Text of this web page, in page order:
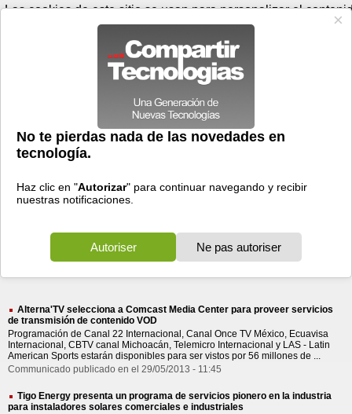
Prensa Videos
> disponibles servicios
disponibles servicios
2646 resultados Ordenar por fecha-Ordenar por pertinencia
Alterna'TV selecciona a Comcast Media Center para proveer servicios
de transmisión de contenido VOD
Programación de Canal 22 Internacional, Canal Once TV México, Ecuavisa
Internacional, CBTV canal Michoacán, Telemicro Internacional y LAS - Latin
American Sports estarán disponibles para ser vistos por 56 millones de ...
Communicado publicado en el 29/05/2013 - 11:45
Tigo Energy presenta un programa de servicios pionero en la industria
para instaladores solares comerciales e industriales
Jueves 06 de agosto - 13:15 Registrar Conectar
Las cookies de este sitio se usan para personalizar el
los anuncios, para ofrecer funciones de medios sociales y
analizar el tráfico. Además, compartimos información sobre el
que haga del sitio web con nuestros partners de medios
de publicidad y de análisis web.